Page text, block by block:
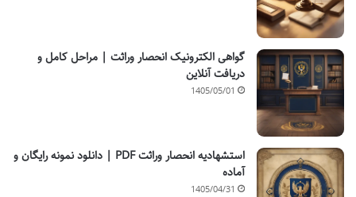
گواهی الکترونیک انحصار وراثت | مراحل کامل و
دریافت آنلاین
1405/05/01
استشهادیه انحصار وراثت PDF | دانلود نمونه رایگان و
آماده
1405/04/31